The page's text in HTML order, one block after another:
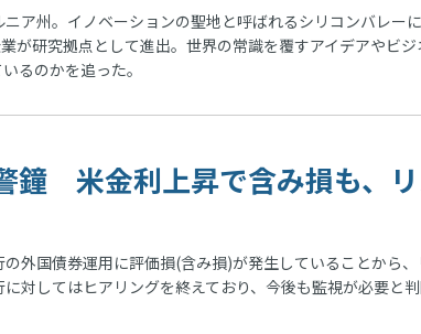
ア州。イノベーションの聖地と呼ばれるシリコンバレー
が研究拠点として進出。世界の常識を覆すアイデアやビ
るのかを追った。
鐘 米金利上昇で含み損も、
外国債券運用に評価損(含み損)が発生していることから、
対してはヒアリングを終えており、今後も監視が必要と